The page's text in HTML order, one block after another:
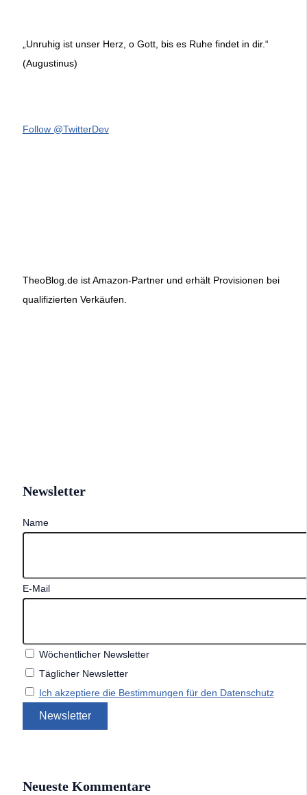
„Unruhig ist unser Herz, o Gott, bis es Ruhe findet in dir.“
(Augustinus)
Follow @TwitterDev
TheoBlog.de ist Amazon-Partner und erhält Provisionen bei
qualifizierten Verkäufen.
Newsletter
Name
E-Mail
Wöchentlicher Newsletter
Täglicher Newsletter
Ich akzeptiere die Bestimmungen für den Datenschutz
Neueste Kommentare